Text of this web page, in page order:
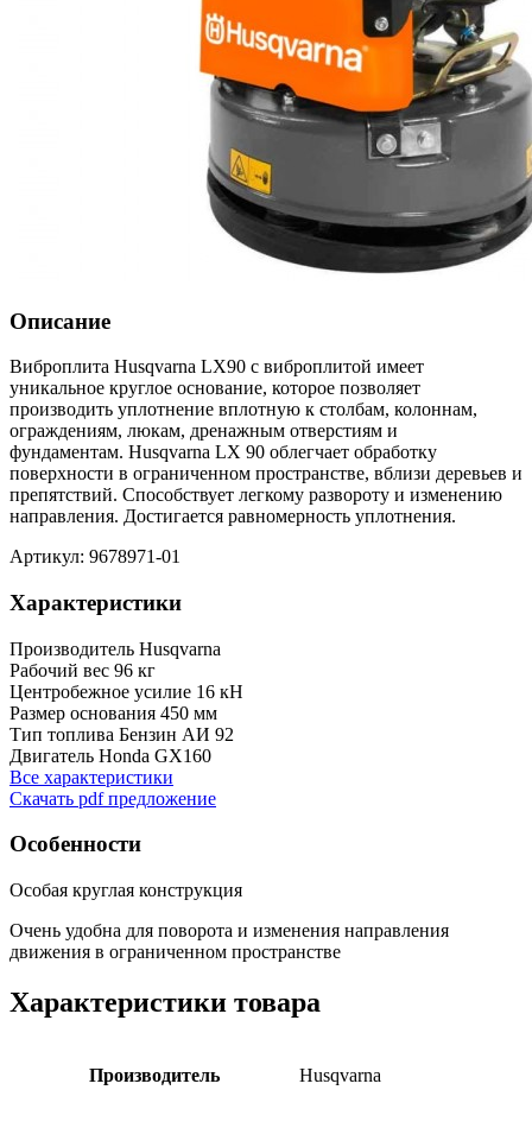
Описание
Виброплита Husqvarna LX90 с виброплитой имеет
уникальное круглое основание, которое позволяет
производить уплотнение вплотную к столбам, колоннам,
ограждениям, люкам, дренажным отверстиям и
фундаментам. Husqvarna LX 90 облегчает обработку
поверхности в ограниченном пространстве, вблизи деревьев и
препятствий. Способствует легкому развороту и изменению
направления. Достигается равномерность уплотнения.
Артикул: 9678971-01
Характеристики
Производитель Husqvarna
Рабочий вес 96 кг
Центробежное усилие 16 кН
Размер основания 450 мм
Тип топлива Бензин АИ 92
Двигатель Honda GX160
Все характеристики
Скачать pdf предложение
Особенности
Особая круглая конструкция
Очень удобна для поворота и изменения направления
движения в ограниченном пространстве
Характеристики товара
Производитель Husqvarna